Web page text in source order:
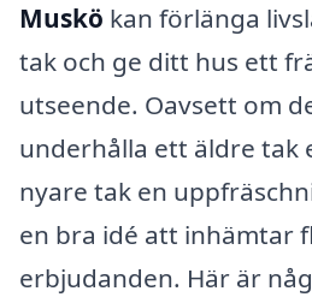
Muskö kan förlänga
tak och ge ditt hus ett
utseende. Oavsett om
underhålla ett äldre tak
nyare tak en
en bra idé att inhämtar
erbjudanden. Här är